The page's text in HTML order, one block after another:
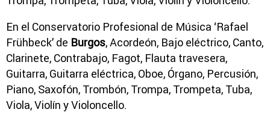
En el Conservatorio Profesional de Música ‘Rafael
Frühbeck’ de Burgos, Acordeón, Bajo eléctrico, Canto,
Clarinete, Contrabajo, Fagot, Flauta travesera,
Guitarra, Guitarra eléctrica, Oboe, Órgano, Percusión,
Piano, Saxofón, Trombón, Trompa, Trompeta, Tuba,
Viola, Violín y Violoncello.